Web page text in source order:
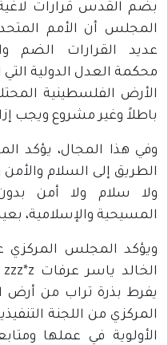
بضم القدس قرارات
المجلس أن الأمم
عديد القرارات الضم
محكمة العدل الدولية
الأرض الفلسطينية
باطلاً وغير مشروع ويجب
وفي هذا المجال، يؤكد
الطريق إلى السلام
ولا سلام ولا أمن
المسيحية والإسلامية،
ويؤكد المجلس المركزي
المركزي من اللجنة
الأولوية في عملها